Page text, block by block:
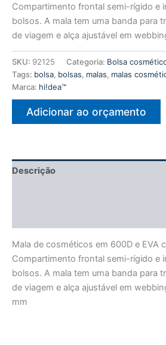
Compartimento frontal semi-rígido e
bolsos. A mala tem uma banda para
de viagem e alça ajustável em
SKU: 92125 Categoria: Bolsa
Tags: bolsa, bolsas, malas, malas
Marca: hi!dea™
Adicionar ao orçamento
Descrição
Mala de cosméticos em 600D e EVA
Compartimento frontal semi-rígido e
bolsos. A mala tem uma banda para
de viagem e alça ajustável em
mm